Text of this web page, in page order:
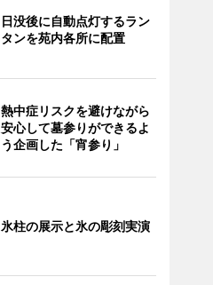
日没後に自動点灯するラン
タンを苑内各所に配置
熱中症リスクを避けながら
安心して墓参りができるよ
う企画した「宵参り」
氷柱の展示と氷の彫刻実演